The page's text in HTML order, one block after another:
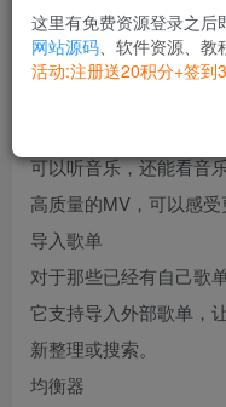
软件支持标准、高品质
建议大家下载无损。
支持MV功能的三方音
可以听音乐，还能看音
高质量的MV，可以感受
导入歌单
对于那些已经有自己歌
它支持导入外部歌单，
新整理或搜索。
均衡器
这里有免费资源登录之后
网站源码、软件资源、教
活动:注册送20积分+签到